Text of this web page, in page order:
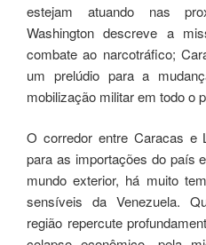
estejam atuando nas
Washington descreve a
combate ao narcotráfico;
um prelúdio para a
mobilização militar em todo o
O corredor entre Caracas e
para as importações do país
mundo exterior, há muito
sensíveis da Venezuela.
região repercute